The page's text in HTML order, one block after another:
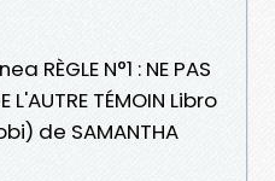
RÈGLE N°1 : NE PAS
L'AUTRE TÉMOIN Libro
de SAMANTHA